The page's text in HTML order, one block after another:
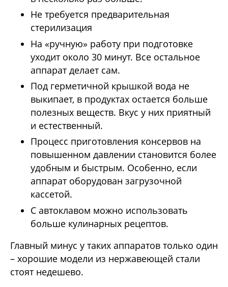
Не требуется предварительная
стерилизация
На «ручную» работу при подготовке
уходит около 30 минут. Все остальное
аппарат делает сам.
Под герметичной крышкой вода не
выкипает, в продуктах остается больше
полезных веществ. Вкус у них приятный
и естественный.
Процесс приготовления консервов на
повышенном давлении становится более
удобным и быстрым. Особенно, если
аппарат оборудован загрузочной
кассетой.
С автоклавом можно использовать
больше кулинарных рецептов.
Главный минус у таких аппаратов только один
– хорошие модели из нержавеющей стали
стоят недешево.